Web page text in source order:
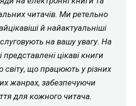
читачів. Ми ретельно
й найактуальніші
на вашу увагу. На
цікаві книги
світу, що працюють у різних
жанрах, забезпечуючи
для кожного читача.